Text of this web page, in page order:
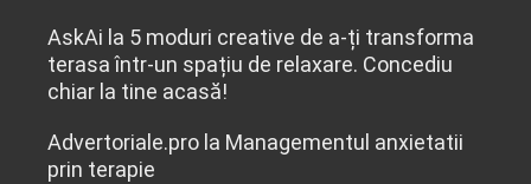
AskAi la 5 moduri creative de a-ți transforma
terasa într-un spațiu de relaxare. Concediu
chiar la tine acasă!
Advertoriale.pro la Managementul anxietatii
prin terapie